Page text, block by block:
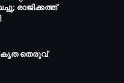
രാജിക്കത്ത്
തെരുവ്